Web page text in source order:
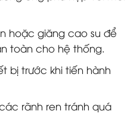
hoặc giăng cao su để
toàn cho hệ thống.
bị trước khi tiến hành
rãnh ren tránh quá